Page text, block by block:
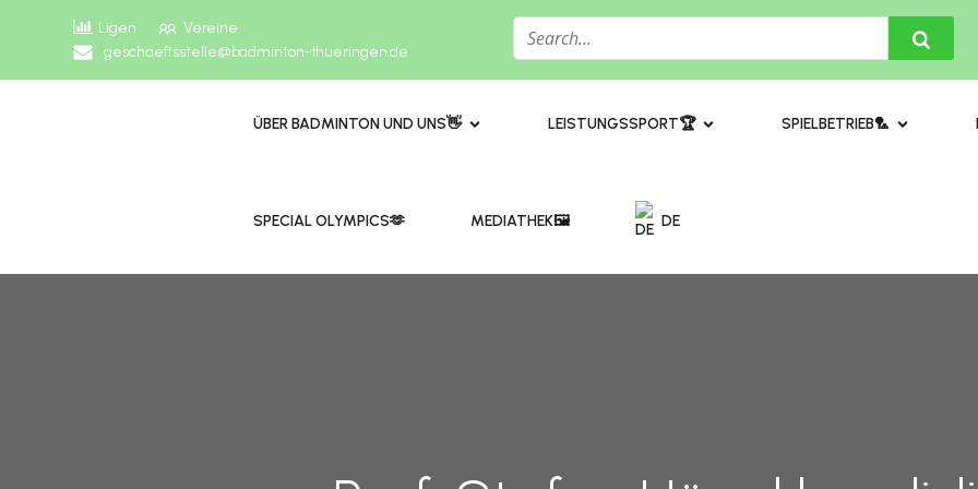
Ligen
Vereine
geschaeftsstelle@badminton-thueringen.de
ÜBER BADMINTON UND UNS👋 ​LEISTUNGSSPORT🏆 SPIELBETRIEB🏸
​​SPECIAL OLYMPICS🫶 MEDIATHEK🖼️​ DE